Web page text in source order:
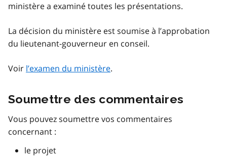
ministère a examiné toutes les présentations.
La décision du ministère est soumise à l’approbation
du lieutenant-gouverneur en conseil.
Voir l’examen du ministère.
Soumettre des commentaires
Vous pouvez soumettre vos commentaires
concernant :
le projet